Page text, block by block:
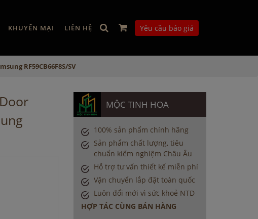
KHUYẾN MẠI LIÊN HỆ Yêu cầu báo giá
RF59CB66F8S/SV
MỘC TINH HOA
100% sản phẩm chính hãng
Sản phẩm chất lượng, tiêu
chuẩn kiểm nghiệm Châu Âu
Hỗ trợ tư vấn thiết kế miễn phí
Vận chuyển lắp đặt toàn quốc
Luôn đổi mới vì sức khoẻ NTD
HỢP TÁC CÙNG BÁN HÀNG